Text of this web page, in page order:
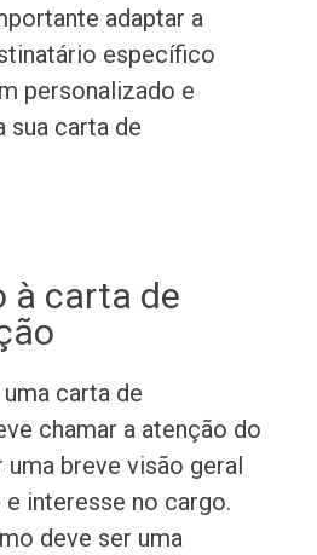
adaptar a
específico
personalizado e
sua carta de
à carta de
carta de
chamar a atenção do
breve visão geral
interesse no cargo.
deve ser uma